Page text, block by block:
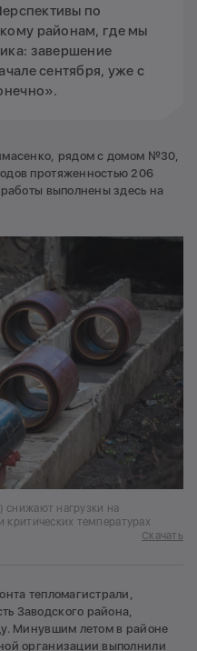
по
районам, где мы
завершение
сентября, уже с
рядом с домом №30,
протяженностью 206
выполнены здесь на
нагрузки на
температурах
Скачать
тепломагистрали,
Заводского района,
Минувшим летом в районе
организации выполнили